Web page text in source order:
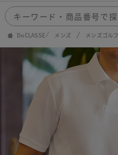
DoCLASSE メンズ メンズゴルフ